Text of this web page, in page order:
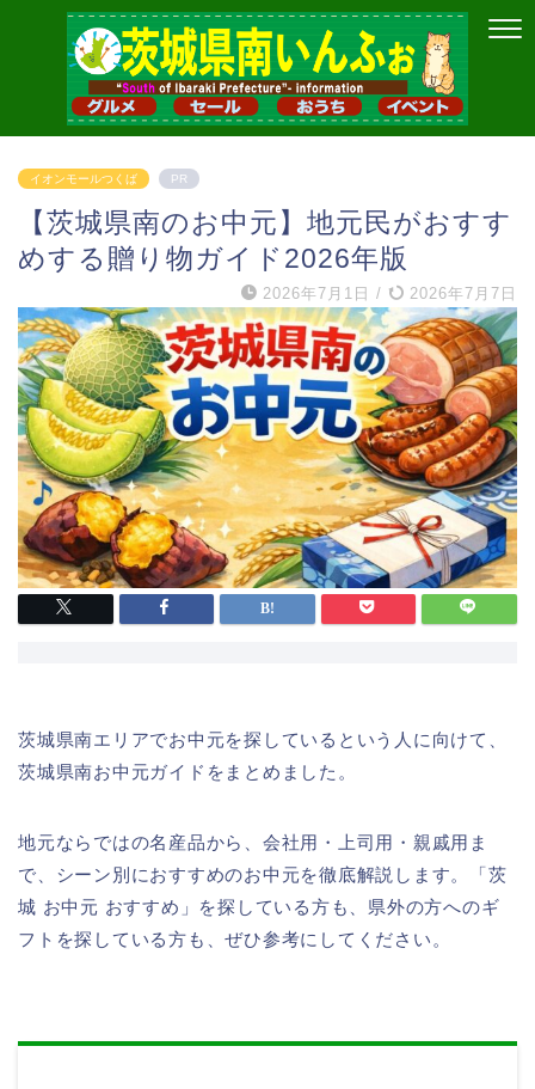
イオンモールつくば PR
【茨城県南のお中元】地元民がおすす
めする贈り物ガイド2026年版
2026年7月1日 / 2026年7月7日
茨城県南エリアでお中元を探しているという人に向けて、
茨城県南お中元ガイドをまとめました。
地元ならではの名産品から、会社用・上司用・親戚用ま
で、シーン別におすすめのお中元を徹底解説します。「茨
城 お中元 おすすめ」を探している方も、県外の方へのギ
フトを探している方も、ぜひ参考にしてください。